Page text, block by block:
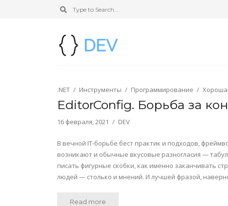
.NET Инструменты Программирование
EditorConfig. Борьба за
16 февраля, 2021 DEV
В вечной IT-борьбе бест практик и подходов,
возникают и обычные вкусовые разногласия —
писать фигурные скобки, как именно заканчивать
людей — столько и мнений. И лучшей фразой,
Read more